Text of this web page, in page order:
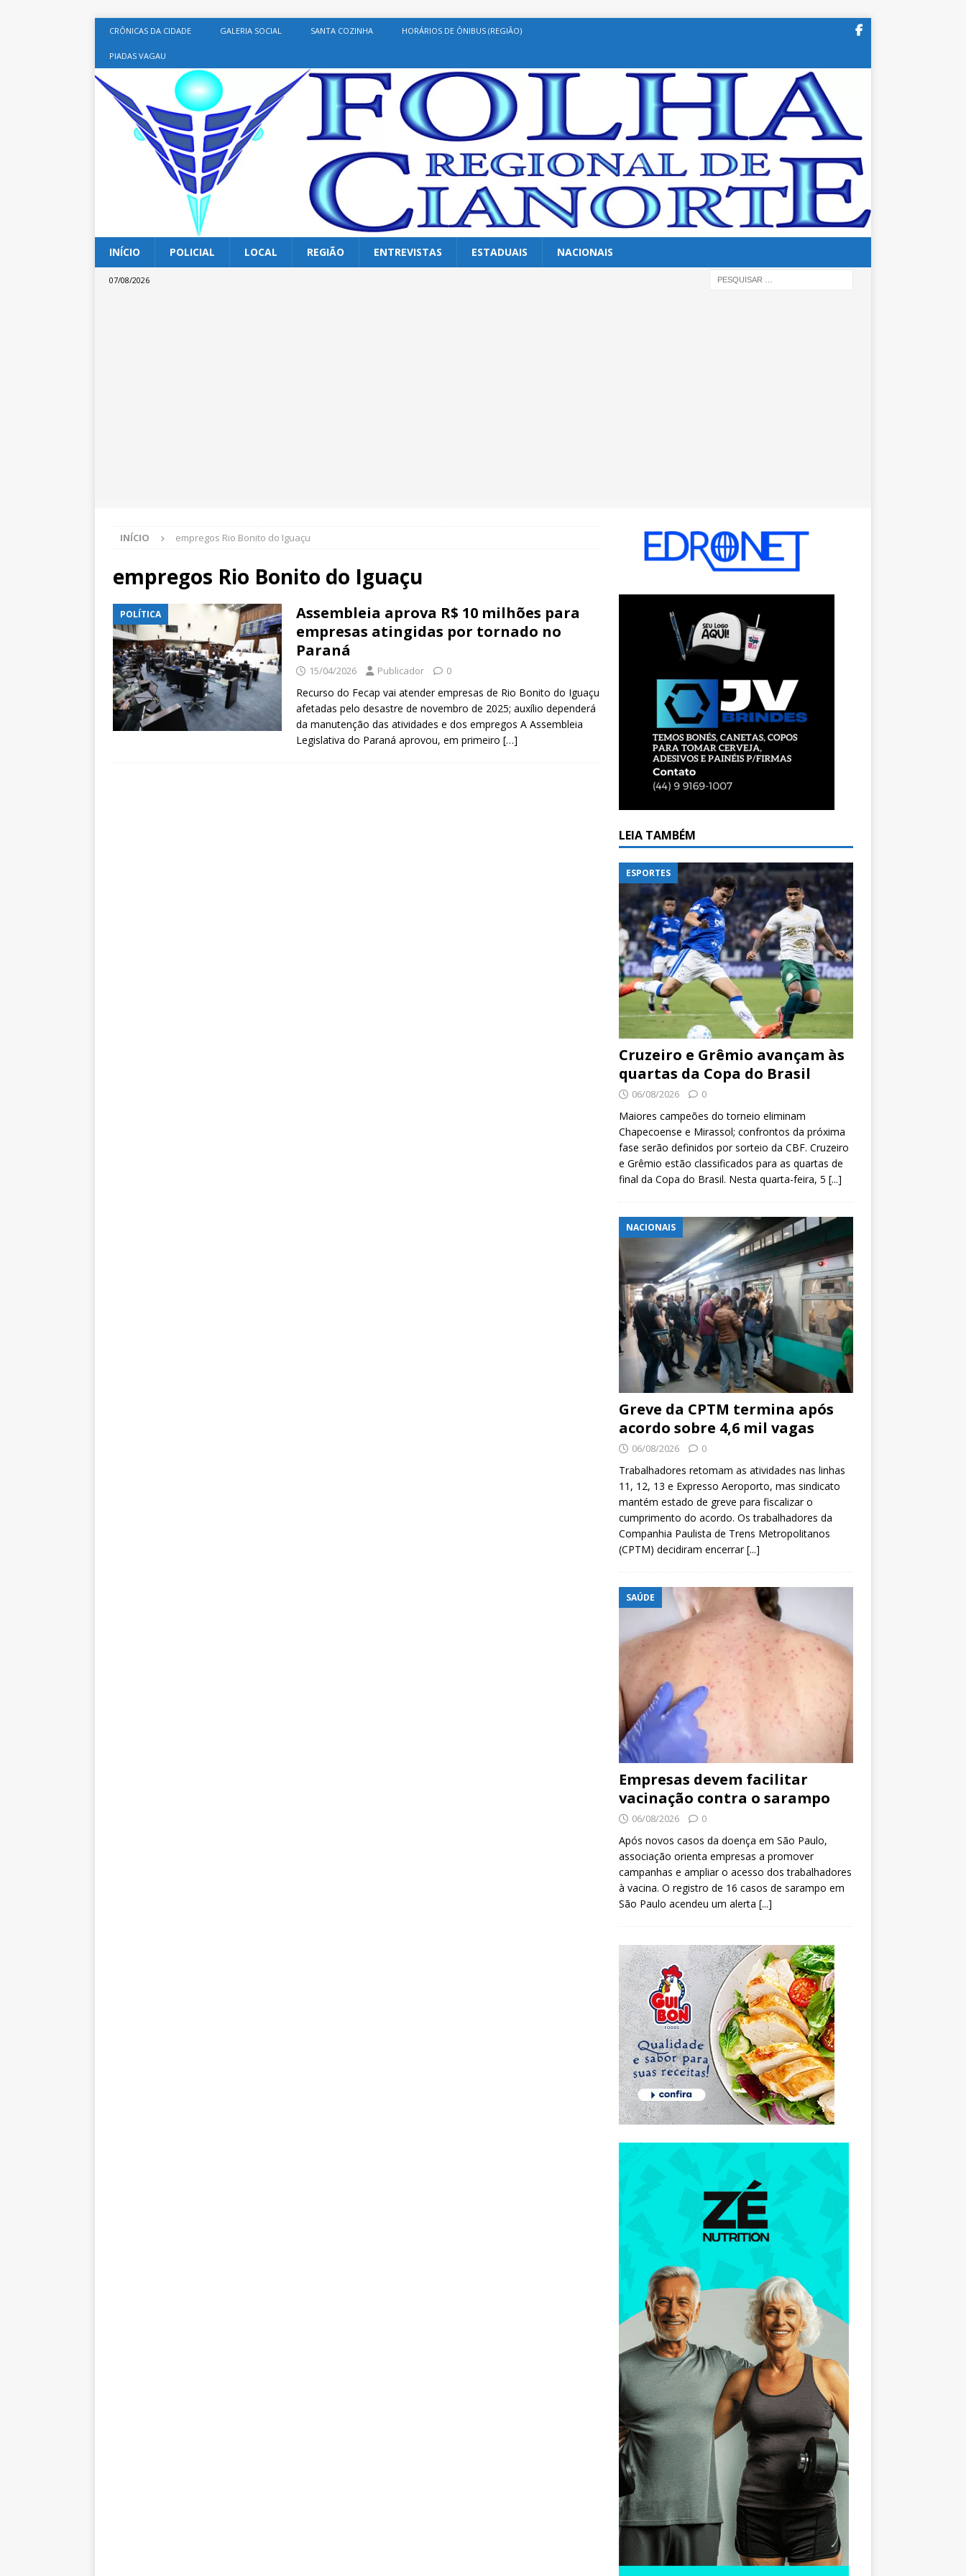
CRÔNICAS DA CIDADE GALERIA SOCIAL SANTA COZINHA HORÁRIOS DE ÔNIBUS (REGIÃO)
PIADAS VAGAU
INÍCIO POLICIAL LOCAL REGIÃO ENTREVISTAS ESTADUAIS NACIONAIS
07/08/2026
INÍCIO empregos Rio Bonito do Iguaçu
empregos Rio Bonito do Iguaçu
POLÍTICA
Assembleia aprova R$ 10 milhões para
empresas atingidas por tornado no
Paraná
15/04/2026 Publicador 0
Recurso do Fecap vai atender empresas de Rio Bonito do Iguaçu
afetadas pelo desastre de novembro de 2025; auxílio dependerá
da manutenção das atividades e dos empregos A Assembleia
Legislativa do Paraná aprovou, em primeiro […]
LEIA TAMBÉM
ESPORTES
Cruzeiro e Grêmio avançam às
quartas da Copa do Brasil
06/08/2026 0
Maiores campeões do torneio eliminam
Chapecoense e Mirassol; confrontos da próxima
fase serão definidos por sorteio da CBF. Cruzeiro
e Grêmio estão classificados para as quartas de
final da Copa do Brasil. Nesta quarta-feira, 5 [...]
NACIONAIS
Greve da CPTM termina após
acordo sobre 4,6 mil vagas
06/08/2026 0
Trabalhadores retomam as atividades nas linhas
11, 12, 13 e Expresso Aeroporto, mas sindicato
mantém estado de greve para fiscalizar o
cumprimento do acordo. Os trabalhadores da
Companhia Paulista de Trens Metropolitanos
(CPTM) decidiram encerrar[...]
SAÚDE
Empresas devem facilitar
vacinação contra o sarampo
06/08/2026 0
Após novos casos da doença em São Paulo,
associação orienta empresas a promover
campanhas e ampliar o acesso dos trabalhadores
à vacina. O registro de 16 casos de sarampo em
São Paulo acendeu um alerta [...]